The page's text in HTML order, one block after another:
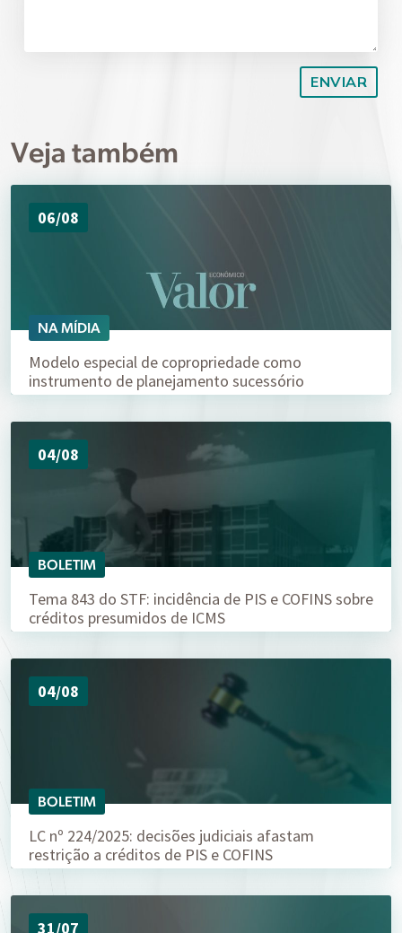
Veja também
06/08
NA MÍDIA
Modelo especial de copropriedade como
instrumento de planejamento sucessório
04/08
BOLETIM
Tema 843 do STF: incidência de PIS e COFINS sobre
créditos presumidos de ICMS
04/08
BOLETIM
LC nº 224/2025: decisões judiciais afastam
restrição a créditos de PIS e COFINS
31/07